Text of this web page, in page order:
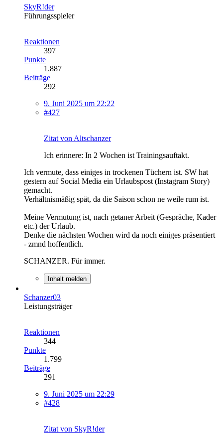
SkyR!der
Führungsspieler
Reaktionen
397
Punkte
1.887
Beiträge
292
9. Juni 2025 um 22:22
#427
Zitat von Altschanzer
Ich erinnere: In 2 Wochen ist Trainingsauftakt.
Ich vermute, dass einiges in trockenen Tüchern ist. SW hat
gestern auf Social Media ein Urlaubspost (Instagram Story)
gemacht.
Verhältnismäßig spät, da die Saison schon ne weile rum ist.
Meine Vermutung ist, nach getaner Arbeit (Gespräche, Kader
etc.) der Urlaub.
Denke die nächsten Wochen wird da noch einiges präsentiert
- zmnd hoffentlich.
SCHANZER. Für immer.
Inhalt melden
Schanzer03
Leistungsträger
Reaktionen
344
Punkte
1.799
Beiträge
291
9. Juni 2025 um 22:29
#428
Zitat von SkyR!der